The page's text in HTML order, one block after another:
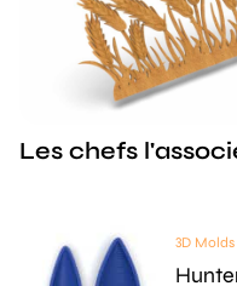
Les chefs
3D Molds